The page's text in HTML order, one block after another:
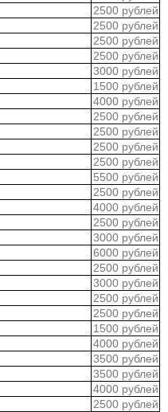
2500 рублей
2500 рублей
2500 рублей
2500 рублей
3000 рублей
1500 рублей
4000 рублей
2500 рублей
2500 рублей
2500 рублей
2500 рублей
5500 рублей
2500 рублей
4000 рублей
2500 рублей
3000 рублей
6000 рублей
2500 рублей
3000 рублей
2500 рублей
2500 рублей
1500 рублей
4000 рублей
3500 рублей
3500 рублей
4000 рублей
2500 рублей